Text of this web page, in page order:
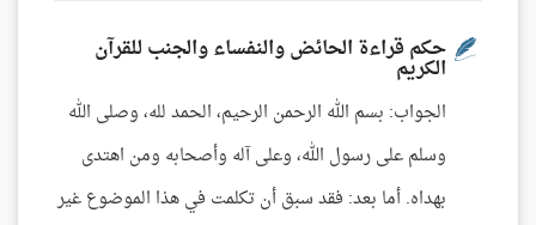
حكم قراءة الحائض والنفساء والجنب للقرآن
الكريم
الجواب: بسم الله الرحمن الرحيم، الحمد لله، وصلى الله
وسلم على رسول الله، وعلى آله وأصحابه ومن اهتدى
بهداه. أما بعد: فقد سبق أن تكلمت في هذا الموضوع غير